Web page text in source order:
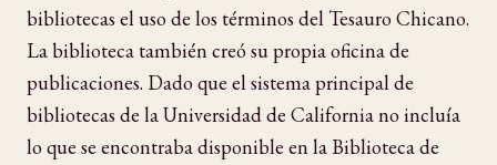
bibliotecas el uso de los términos del Tesauro Chicano.
La biblioteca también creó su propia oficina de
publicaciones. Dado que el sistema principal de
bibliotecas de la Universidad de California no incluía
lo que se encontraba disponible en la Biblioteca de